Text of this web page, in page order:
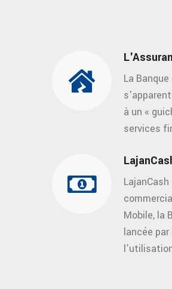
La
à un «
services
Mobile, la
lancée par